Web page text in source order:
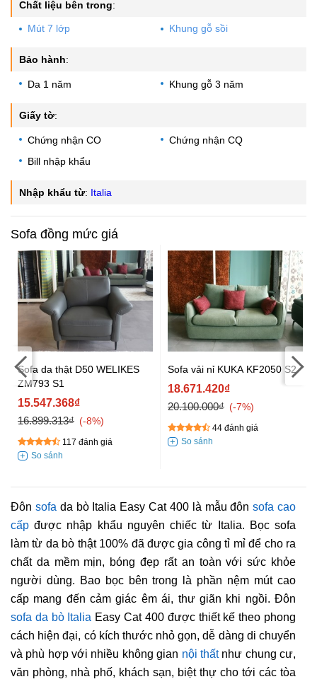
Chất liệu bên trong:
Mút 7 lớp Khung gỗ sồi
Bảo hành:
Da 1 năm Khung gỗ 3 năm
Giấy tờ:
Chứng nhận CO
Chứng nhận CQ
Bill nhập khẩu
Nhập khẩu từ: Italia
Sofa đồng mức giá
Sofa da thật D50 WELIKES
ZM793 S1
15.547.368₫
16.899.313₫
-8%
117 đánh giá
Sofa vải nỉ KUKA KF2050 S2
18.671.420₫
20.100.000₫
-7%
44 đánh giá
Đôn sofada bò Italia Easy Cat 400 là mẫu đônsofa cao
cấp được nhập khẩu nguyên chiếc từ Italia. Bọc sofa
làm từ da bò thật 100% đã được gia công tỉ mỉ để cho ra
chất da mềm mịn, bóng đẹp rất an toàn với sức khỏe
người dùng. Bao bọc bên trong là phần nệm mút cao
cấp mang đến cảm giác êm ái, thư giãn khi ngồi. Đôn
sofa da bò Italia Easy Cat 400 được thiết kế theo phong
cách hiện đại, có kích thước nhỏ gọn, dễ dàng di chuyển
và phù hợp với nhiều không gian nội thấtnhư chung cư,
văn phòng, nhà phố, khách sạn, biệt thự cho tới các tòa